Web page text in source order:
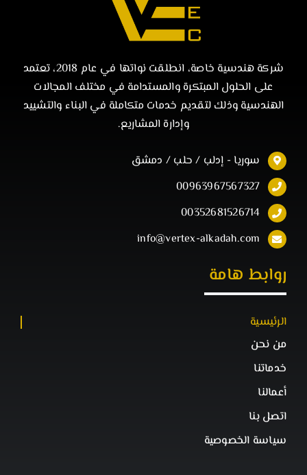
شركة هندسية خاصة، انطلقت نواتها في عام 2018، تعتمد
على الحلول المبتكرة والمستدامة في مختلف المجالات
الهندسية وذلك لتقديم خدمات متكاملة في البناء والتشييد
وإدارة المشاريع.
سوريا - إدلب / حلب / دمشق
00963967567327
00352681526714
info@vertex-alkadah.com
روابط هامة
الرئيسية
من نحن
خدماتنا
أعمالنا
اتصل بنا
سياسة الخصوصية